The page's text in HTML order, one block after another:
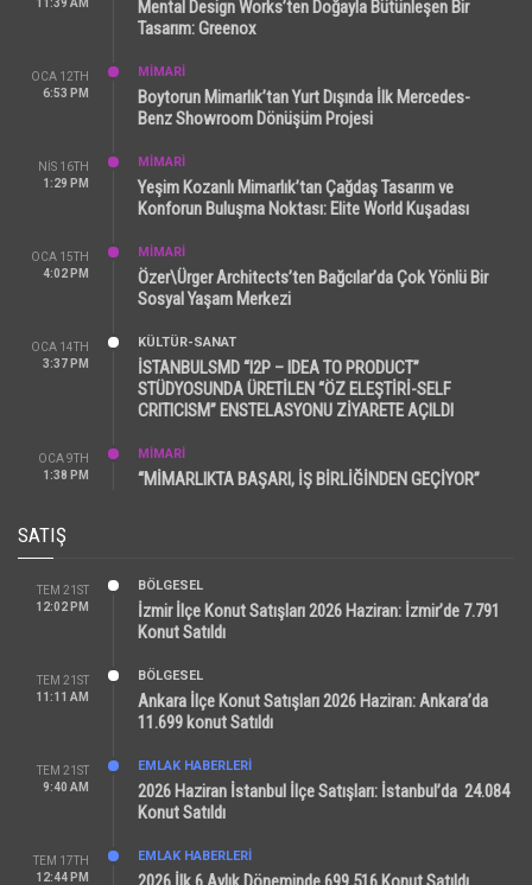
Mental Design Works’ten Doğayla Bütünleşen Bir
Tasarım: Greenox
OCA 12TH
6:53 PM
MİMARİ
Boytorun Mimarlık’tan Yurt Dışında İlk Mercedes-
Benz Showroom Dönüşüm Projesi
NIS 16TH
1:29 PM
MİMARİ
Yeşim Kozanlı Mimarlık’tan Çağdaş Tasarım ve
Konforun Buluşma Noktası: Elite World Kuşadası
OCA 15TH
4:02 PM
MİMARİ
Özer\Ürger Architects’ten Bağcılar’da Çok Yönlü Bir
Sosyal Yaşam Merkezi
OCA 14TH
3:37 PM
KÜLTÜR-SANAT
İSTANBULSMD “I2P – IDEA TO PRODUCT”
STÜDYOSUNDA ÜRETİLEN “ÖZ ELEŞTİRİ-SELF
CRITICISM” ENSTELASYONU ZİYARETE AÇILDI
OCA 9TH
1:38 PM
MİMARİ
“MİMARLIKTA BAŞARI, İŞ BİRLİĞİNDEN GEÇİYOR”
SATIŞ
TEM 21ST
12:02 PM
BÖLGESEL
İzmir İlçe Konut Satışları 2026 Haziran: İzmir’de 7.791
Konut Satıldı
TEM 21ST
11:11 AM
BÖLGESEL
Ankara İlçe Konut Satışları 2026 Haziran: Ankara’da
11.699 konut Satıldı
TEM 21ST
9:40 AM
EMLAK HABERLERI
2026 Haziran İstanbul İlçe Satışları: İstanbul’da 24.084
Konut Satıldı
TEM 17TH
12:44 PM
EMLAK HABERLERI